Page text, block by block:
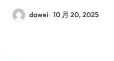
dawei 10 月 20, 2025